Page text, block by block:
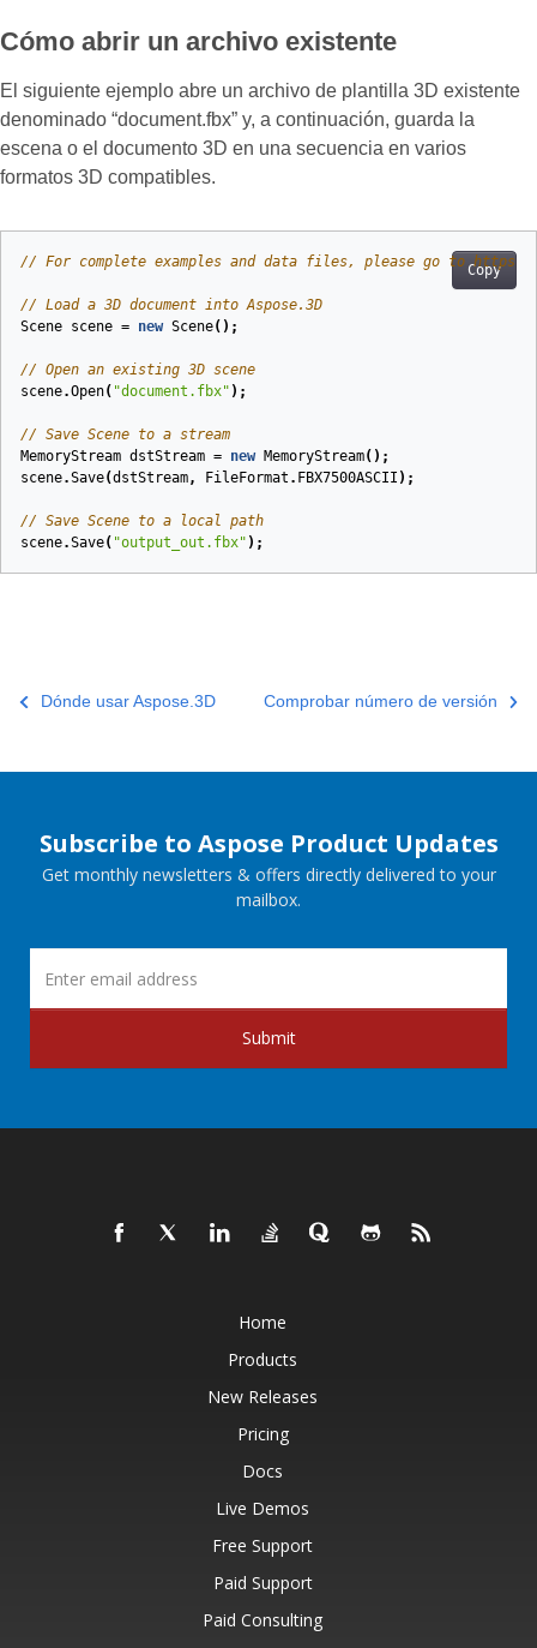
Cómo abrir un archivo existente
El siguiente ejemplo abre un archivo de plantilla 3D existente
denominado “document.fbx” y, a continuación, guarda la
escena o el documento 3D en una secuencia en varios
formatos 3D compatibles.
Copy
// For complete examples and data files, please go to https://
// Load a 3D document into Aspose.3D
Scene scene = new Scene();
// Open an existing 3D scene
scene.Open( "document.fbx" );
// Save Scene to a stream
MemoryStream dstStream = new MemoryStream();
scene.Save(dstStream, FileFormat . FBX7500ASCII );
// Save Scene to a local path
scene.Save( "output_out.fbx" );
Dónde usar Aspose.3D Comprobar número de versión
Subscribe to Aspose Product Updates
Get monthly newsletters & offers directly delivered to your
mailbox.
Submit
Home
Products
New Releases
Pricing
Docs
Live Demos
Free Support
Paid Support
Paid Consulting